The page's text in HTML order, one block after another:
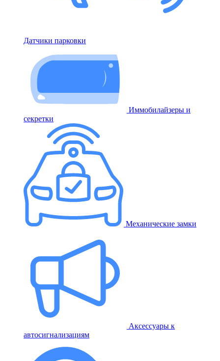
Датчики парковки
Иммобилайзеры и
секретки
Механические замки
Аксессуары к
автосигнализациям